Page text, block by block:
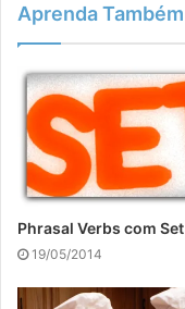
Aprenda Também
Phrasal Verbs com Set
19/05/2014